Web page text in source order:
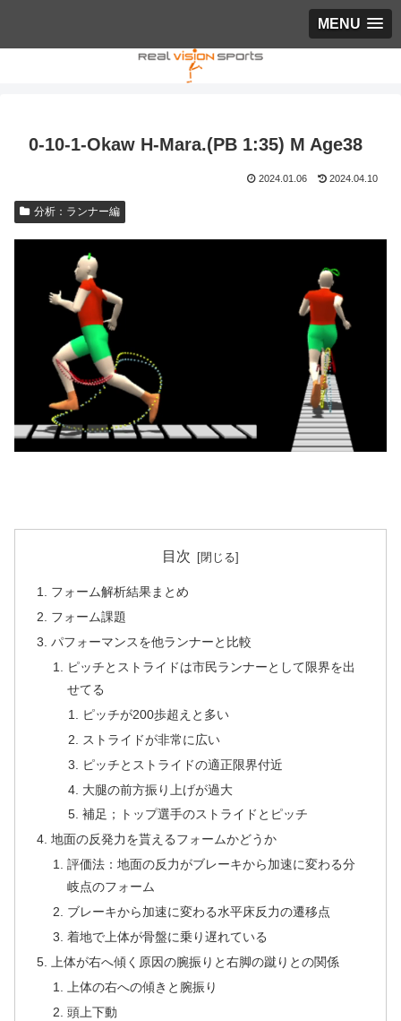
MENU
0-10-1-Okaw H-Mara.(PB 1:35) M Age38
2024.01.06 2024.04.10
分析：ランナー編
目次
フォーム解析結果まとめ
フォーム課題
パフォーマンスを他ランナーと比較
ピッチとストライドは市民ランナーとして限界を出
せてる
ピッチが200歩超えと多い
ストライドが非常に広い
ピッチとストライドの適正限界付近
大腿の前方振り上げが過大
補足；トップ選手のストライドとピッチ
地面の反発力を貰えるフォームかどうか
評価法：地面の反力がブレーキから加速に変わる分
岐点のフォーム
ブレーキから加速に変わる水平床反力の遷移点
着地で上体が骨盤に乗り遅れている
上体が右へ傾く原因の腕振りと右脚の蹴りとの関係
上体の右への傾きと腕振り
頭上下動